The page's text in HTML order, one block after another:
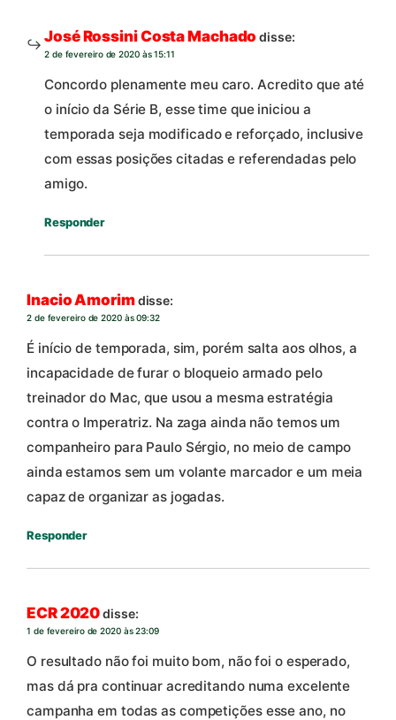
José Rossini Costa Machado disse:
2 de fevereiro de 2020 às 15:11
Concordo plenamente meu caro. Acredito que até
o início da Série B, esse time que iniciou a
temporada seja modificado e reforçado, inclusive
com essas posições citadas e referendadas pelo
amigo.
Responder
Inacio Amorimdisse:
2 de fevereiro de 2020 às 09:32
É início de temporada, sim, porém salta aos olhos, a
incapacidade de furar o bloqueio armado pelo
treinador do Mac, que usou a mesma estratégia
contra o Imperatriz. Na zaga ainda não temos um
companheiro para Paulo Sérgio, no meio de campo
ainda estamos sem um volante marcador e um meia
capaz de organizar as jogadas.
Responder
ECR 2020disse:
1 de fevereiro de 2020 às 23:09
O resultado não foi muito bom, não foi o esperado,
mas dá pra continuar acreditando numa excelente
campanha em todas as competições esse ano, no